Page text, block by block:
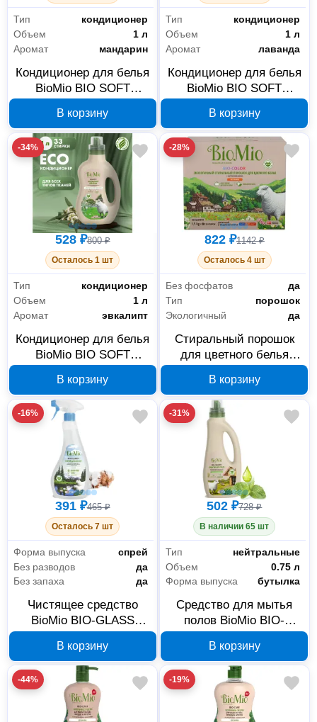
Тип
кондиционер
Объем
1 л
Аромат
мандарин
Кондиционер для белья
BioMio BIO SOFT
503.04134.0101
В корзину
Тип
кондиционер
Объем
1 л
Аромат
лаванда
Кондиционер для белья
BioMio BIO SOFT
В корзину
-34%
528 ₽800 ₽
Осталось 1 шт
Тип
кондиционер
Объем
1 л
Аромат
эвкалипт
Кондиционер для белья
BioMio BIO SOFT
503.04085.0101
В корзину
-28%
822 ₽1142 ₽
Осталось 4 шт
Без фосфатов
да
Тип
порошок
Экологичный
да
Стиральный порошок
для цветного белья
507.04081.0101
В корзину
-16%
391 ₽465 ₽
Осталось 7 шт
Форма выпуска
спрей
Без разводов
да
Без запаха
да
Чистящее средство
BioMio BIO-GLASS
506.04146.0101
В корзину
-31%
502 ₽728 ₽
В наличии 65 шт
Тип
нейтральные
Объем
0.75 л
Форма выпуска
бутылка
Средство для мытья
полов BioMio BIO-
Мелисса 506.04149.0101
В корзину
-44% -19%